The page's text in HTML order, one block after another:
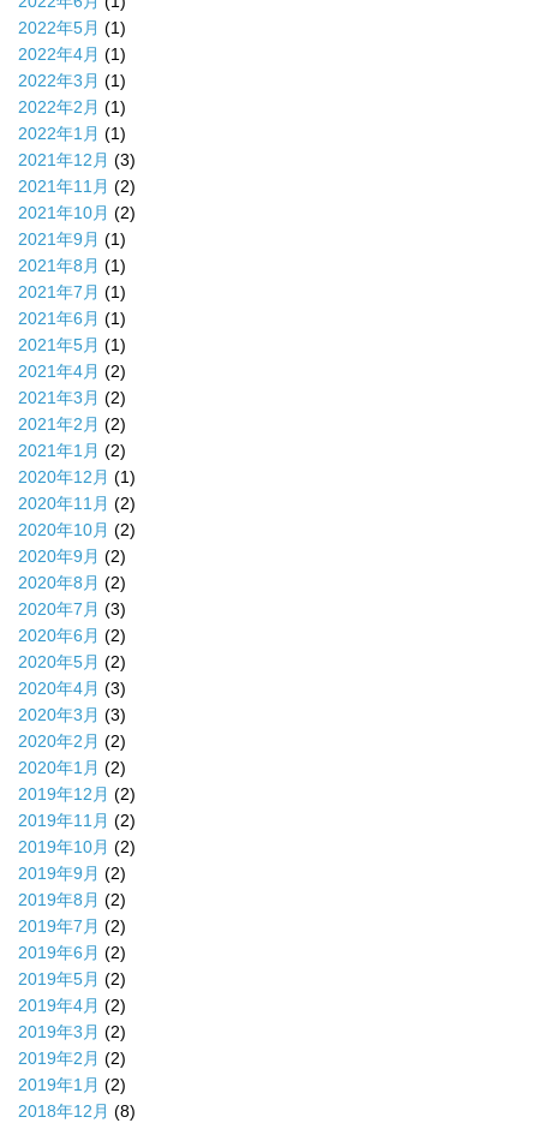
2022年5月 (1)
2022年4月 (1)
2022年3月 (1)
2022年2月 (1)
2022年1月 (1)
2021年12月 (3)
2021年11月 (2)
2021年10月 (2)
2021年9月 (1)
2021年8月 (1)
2021年7月 (1)
2021年6月 (1)
2021年5月 (1)
2021年4月 (2)
2021年3月 (2)
2021年2月 (2)
2021年1月 (2)
2020年12月 (1)
2020年11月 (2)
2020年10月 (2)
2020年9月 (2)
2020年8月 (2)
2020年7月 (3)
2020年6月 (2)
2020年5月 (2)
2020年4月 (3)
2020年3月 (3)
2020年2月 (2)
2020年1月 (2)
2019年12月 (2)
2019年11月 (2)
2019年10月 (2)
2019年9月 (2)
2019年8月 (2)
2019年7月 (2)
2019年6月 (2)
2019年5月 (2)
2019年4月 (2)
2019年3月 (2)
2019年2月 (2)
2019年1月 (2)
2018年12月 (8)